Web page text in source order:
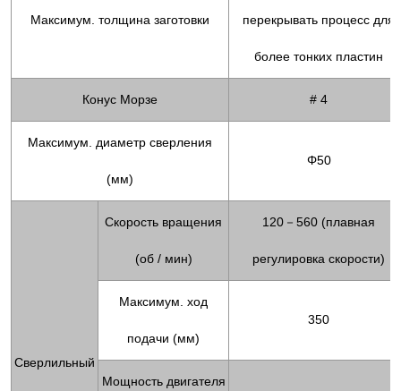
Максимум. толщина заготовки перекрывать процесс для
более тонких пластин
Конус Морзе # 4
Максимум. диаметр сверления
(мм)
Φ50
Сверлильный
Скорость вращения
(об / мин)
120－560 (плавная
регулировка скорости)
Максимум. ход
подачи (мм)
350
Мощность двигателя